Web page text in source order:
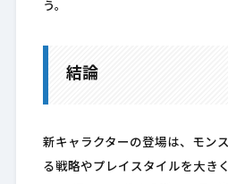
う。
結論
新キャラクターの登場は、モン
る戦略やプレイスタイルを大き